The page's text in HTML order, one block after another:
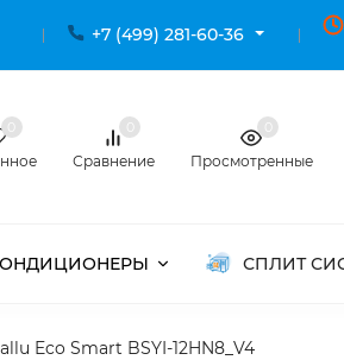
+7 (499) 281-60-36
Сравнение Просмотренные
СПЛИТ
Eco Smart BSYI-12HN8_V4